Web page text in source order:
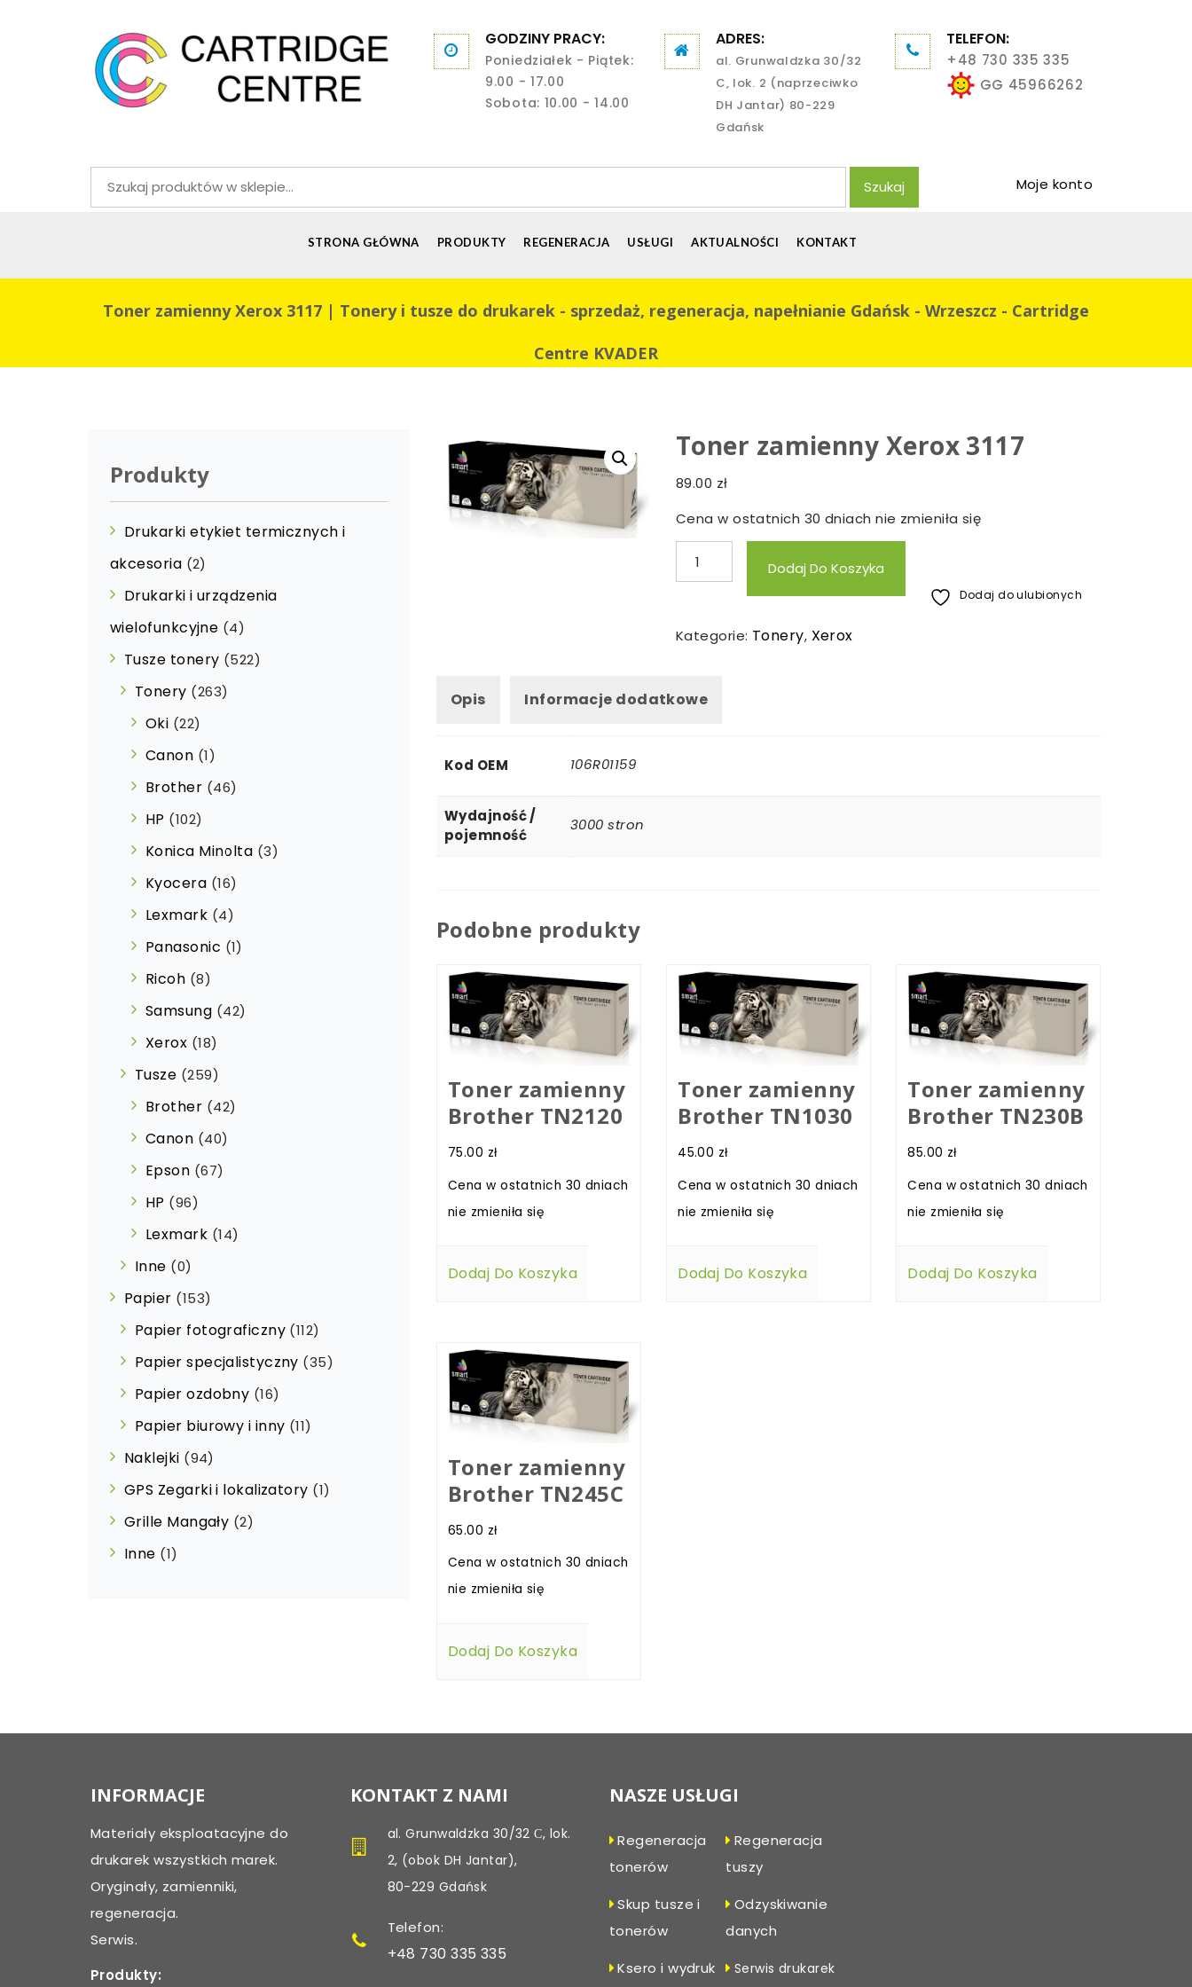
GODZINY PRACY:
Poniedziałek - Piątek:
9.00 - 17.00
Sobota: 10.00 - 14.00
ADRES:
al. Grunwaldzka 30/32
C, lok. 2 (naprzeciwko
DH Jantar) 80-229
Gdańsk
TELEFON:
+48 730 335 335
GG 45966262
Szukaj: Szukaj Moje konto
STRONA GŁÓWNA PRODUKTY REGENERACJA USŁUGI AKTUALNOŚCI KONTAKT
Toner zamienny Xerox 3117 | Tonery i tusze do drukarek - sprzedaż, regeneracja, napełnianie Gdańsk - Wrzeszcz - Cartridge
Centre KVADER
Toner zamienny Xerox 3117
89.00 zł
Cena w ostatnich 30 dniach nie zmieniła się
ilość
Toner
Xerox
Dodaj Do Koszyka
Dodaj do ulubionych
Kategorie: Tonery, Xerox
Opis Informacje dodatkowe
Kod OEM 106R01159
Wydajność /
pojemność
3000 stron
Podobne produkty
Toner zamienny
Brother TN2120
75.00 zł
Cena w ostatnich 30 dniach
nie zmieniła się
Dodaj Do Koszyka
Toner zamienny
Brother TN1030
45.00 zł
Cena w ostatnich 30 dniach
nie zmieniła się
Dodaj Do Koszyka
Toner zamienny
Brother TN230B
85.00 zł
Cena w ostatnich 30 dniach
nie zmieniła się
Dodaj Do Koszyka
Toner zamienny
Brother TN245C
65.00 zł
Cena w ostatnich 30 dniach
nie zmieniła się
Dodaj Do Koszyka
Produkty
Drukarki etykiet termicznych i
akcesoria (2)
Drukarki i urządzenia
wielofunkcyjne (4)
Tusze tonery (522)
Tonery (263)
Oki (22)
Canon (1)
Brother (46)
HP (102)
Konica Minolta (3)
Kyocera (16)
Lexmark (4)
Panasonic (1)
Ricoh (8)
Samsung (42)
Xerox (18)
Tusze (259)
Brother (42)
Canon (40)
Epson (67)
HP (96)
Lexmark (14)
Inne (0)
Papier (153)
Papier fotograficzny (112)
Papier specjalistyczny (35)
Papier ozdobny (16)
Papier biurowy i inny (11)
Naklejki (94)
GPS Zegarki i lokalizatory (1)
Grille Mangały (2)
Inne (1)
INFORMACJE
Materiały eksploatacyjne do
drukarek wszystkich marek.
Oryginały, zamienniki,
regeneracja.
Serwis.
Produkty:
KONTAKT Z NAMI
al. Grunwaldzka 30/32 С, lok.
2, (obok DH Jantar),
80-229 Gdańsk
Telefon:
+48 730 335 335
NASZE USŁUGI
Regeneracja
tonerów
Regeneracja
tuszy
Skup tusze i
tonerów
Odzyskiwanie
danych
Ksero i wydruk
Serwis drukarek